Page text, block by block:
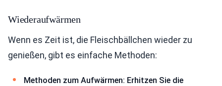
Wiederaufwärmen
Wenn es Zeit ist, die Fleischbällchen wieder zu
genießen, gibt es einfache Methoden:
Methoden zum Aufwärmen: Erhitzen Sie die